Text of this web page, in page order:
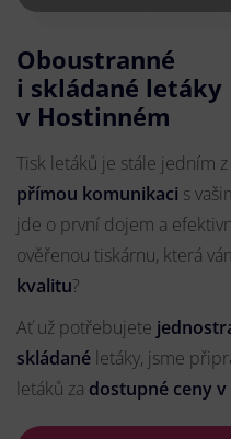
Oboustranné
i skládané letáky
v Hostinném
Tisk letáků je stále jedním z
přímou komunikaci s
jde o první dojem a
ověřenou tiskárnu, která
kvalitu?
Ať už potřebujete
skládané letáky, jsme
letáků za dostupné ceny